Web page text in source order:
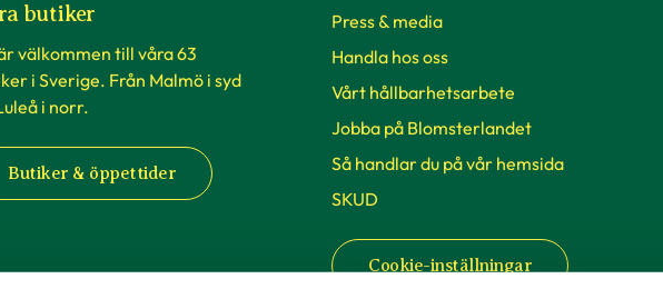
butiker
välkommen till våra 63
i Sverige. Från Malmö i syd
i norr.
Butiker & öppettider
Press & media
Handla hos oss
Vårt hållbarhetsarbete
Jobba på Blomsterlandet
Så handlar du på vår hemsida
SKUD
Cookie-inställningar